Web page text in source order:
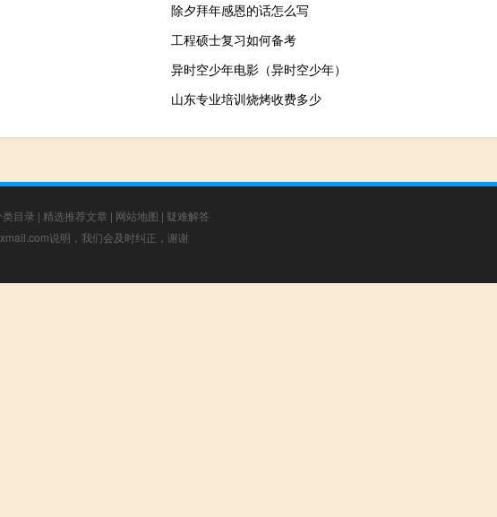
除夕拜年感恩的话怎么写
工程硕士复习如何备考
异时空少年电影（异时空少年）
山东专业培训烧烤收费多少
目录 | 精选推荐文章 | 网站地图 | 疑难解答
说明，我们会及时纠正，谢谢